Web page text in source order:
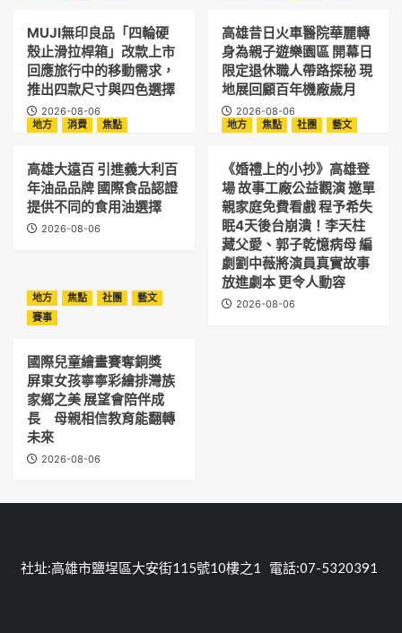
MUJI無印良品「四輪硬
殼止滑拉桿箱」改款上市
回應旅行中的移動需求，
推出四款尺寸與四色選擇
2026-08-06
高雄昔日火車醫院華麗轉
身為親子遊樂園區 開幕日
限定退休職人帶路探秘 現
地展回顧百年機廠歲月
2026-08-06
地方
消費 焦點
高雄大遠百 引進義大利百
年油品品牌 國際食品認證
提供不同的食用油選擇
2026-08-06
地方 焦點 社團 藝文
《婚禮上的小抄》高雄登
場 故事工廠公益觀演 邀單
親家庭免費看戲 程予希失
眠4天後台崩潰！李天柱
藏父愛、郭子乾憶病母 編
劇劉中薇將演員真實故事
放進劇本 更令人動容
2026-08-06
地方 焦點 社團
藝文
賽事
國際兒童繪畫賽奪銅獎
屏東女孩寧寧彩繪排灣族
家鄉之美 展望會陪伴成
長 母親相信教育能翻轉
未來
2026-08-06
社址:高雄市鹽埕區大安街115號10樓之1 電話:07-5320391